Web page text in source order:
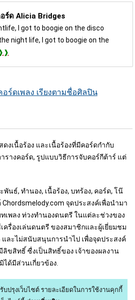
ร์ด Alicia Bridges
I got to boogie on the disco
night life, I got to boogie on the
อร์ดเพลง เรียงตามชื่อศิลปิน
ดงเนื้อร้อง และเนื้อร้องที่มีคอร์ดกำกับ
รางคอร์ด, รูปแบบวิธีการจับคอร์กีต้าร์ แต่
นธ์, ทำนอง, เนื้อร้อง, บทร้อง, คอร์ด, โน๊
จุดประสงค์เพื่อนำมา
เพลง ท่วงทำนองดนตรี ในแต่ละช่วงของ
ครื่องเล่นดนตรี ของสมาชิกและผู้เยี่ยมชม
และไม่สนับสนุนการนำไป เพื่อจุดประสงค์
ลิขสิทธิ์ ซื่งเป็นสิทธิ์ของ เจ้าของผลงาน
ได้มีส่วนเกี่ยวข้อง.
บปรุงเว็บไซต์ รายละเอียดในการใช้งานคุกกี้